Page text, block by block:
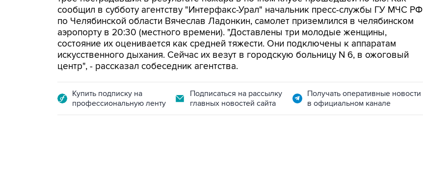
сообщил в субботу агентству "Интерфакс-Урал" начальник пресс-службы ГУ МЧС РФ
по Челябинской области Вячеслав Ладонкин, самолет приземлился в челябинском
аэропорту в 20:30 (местного времени). "Доставлены три молодые женщины,
состояние их оценивается как средней тяжести. Они подключены к аппаратам
искусственного дыхания. Сейчас их везут в городскую больницу N 6, в ожоговый
центр", - рассказал собеседник агентства.
Купить подписку на
профессиональную ленту
Подписаться на рассылку
главных новостей сайта
Получать оперативные новости
в официальном канале